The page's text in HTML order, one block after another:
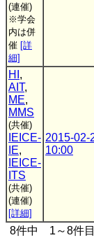
(連催)
※学会
内は併
催 [詳
細]
HI ,
AIT,
ME,
MMS
(共催)
IEICE-
IE,
IEICE-
ITS
(共催)
(連催)
[詳細]
2015-02-
10:00
8件中 1～8件目